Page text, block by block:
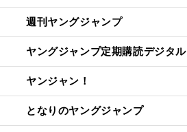
週刊ヤングジャンプ
ヤングジャンプ定期購読デジタル
ヤンジャン！
となりのヤングジャンプ